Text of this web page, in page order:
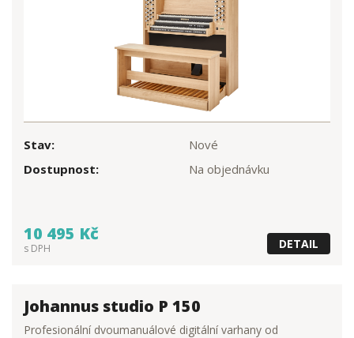
Stav:
Nové
Dostupnost:
Na objednávku
10 495 Kč
s DPH DETAIL
Johannus studio P 150
Profesionální dvoumanuálové digitální varhany od